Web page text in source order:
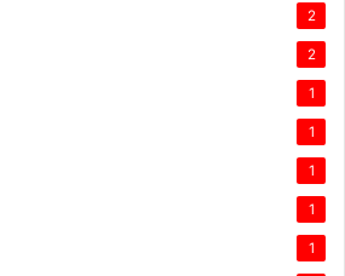
2
2
1
1
1
1
1